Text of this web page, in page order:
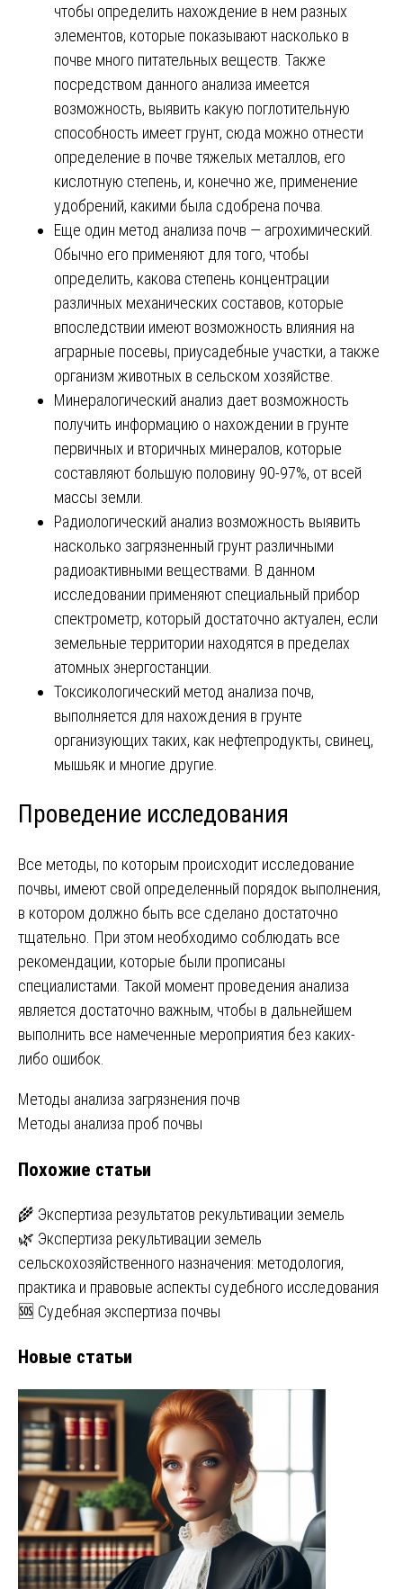
чтобы определить нахождение в нем разных
элементов, которые показывают насколько в
почве много питательных веществ. Также
посредством данного анализа имеется
возможность, выявить какую поглотительную
способность имеет грунт, сюда можно отнести
определение в почве тяжелых металлов, его
кислотную степень, и, конечно же, применение
удобрений, какими была сдобрена почва.
Еще один метод анализа почв ― агрохимический.
Обычно его применяют для того, чтобы
определить, какова степень концентрации
различных механических составов, которые
впоследствии имеют возможность влияния на
аграрные посевы, приусадебные участки, а также
организм животных в сельском хозяйстве.
Минералогический анализ дает возможность
получить информацию о нахождении в грунте
первичных и вторичных минералов, которые
составляют большую половину 90-97%, от всей
массы земли.
Радиологический анализ возможность выявить
насколько загрязненный грунт различными
радиоактивными веществами. В данном
исследовании применяют специальный прибор
спектрометр, который достаточно актуален, если
земельные территории находятся в пределах
атомных энергостанции.
Токсикологический метод анализа почв,
выполняется для нахождения в грунте
организующих таких, как нефтепродукты, свинец,
мышьяк и многие другие.
Проведение исследования
Все методы, по которым происходит исследование
почвы, имеют свой определенный порядок выполнения,
в котором должно быть все сделано достаточно
тщательно. При этом необходимо соблюдать все
рекомендации, которые были прописаны
специалистами. Такой момент проведения анализа
является достаточно важным, чтобы в дальнейшем
выполнить все намеченные мероприятия без каких-
либо ошибок.
Навигация
записям
Методы анализа загрязнения почв
Методы анализа проб почвы
Похожие статьи
🌾 Экспертиза результатов рекультивации земель
🌿 Экспертиза рекультивации земель
сельскохозяйственного назначения: методология,
практика и правовые аспекты судебного исследования
🆘 Судебная экспертиза почвы
Новые статьи